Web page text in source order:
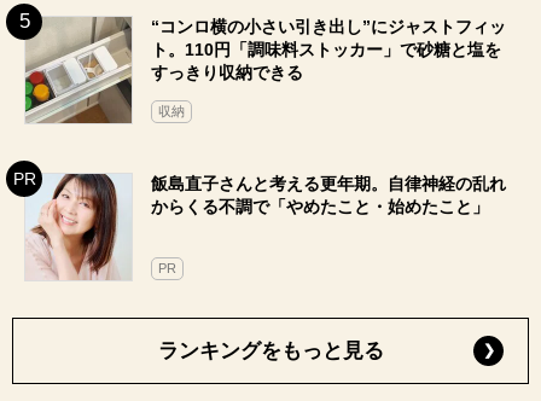
“コンロ横の小さい引き出し”にジャストフィッ
ト。110円「調味料ストッカー」で砂糖と塩を
すっきり収納できる
収納
飯島直子さんと考える更年期。自律神経の乱れ
からくる不調で「やめたこと・始めたこと」
PR
ランキングをもっと見る